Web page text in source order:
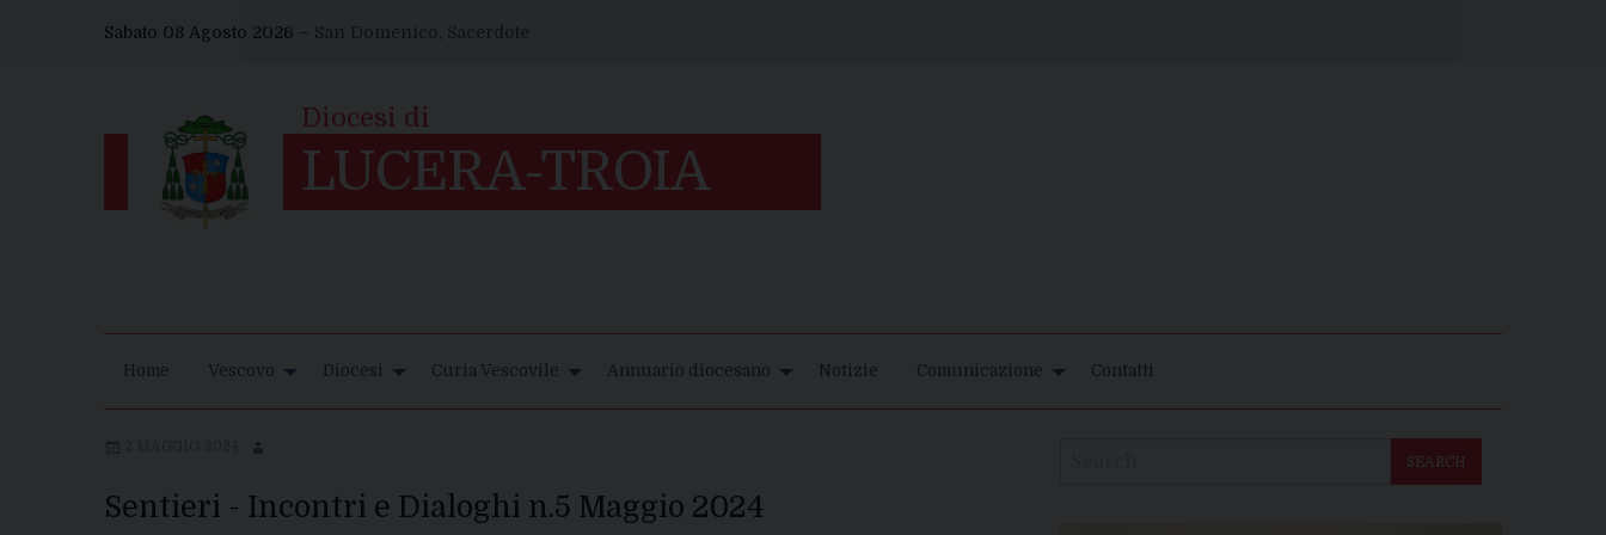
Sabato 08 Agosto 2026 – San Domenico, Sacerdote
Home Vescovo Diocesi Curia Vescovile Annuario diocesano Notizie Comunicazione Contatti
Sentieri - Incontri e Dialoghi n.5 Maggio 2024
SEARCH